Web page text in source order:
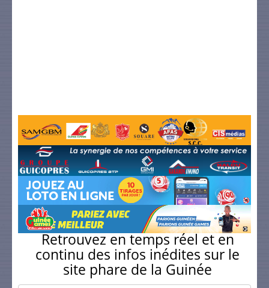
Retrouvez en temps réel et en
continu des infos inédites sur le
site phare de la Guinée